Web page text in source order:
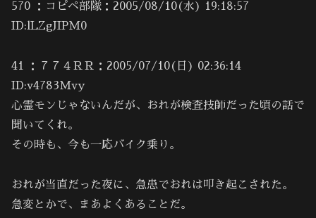
570 ：コピペ部隊：2005/08/10(水) 19:18:57
ID:lLZgJIPM0
41 ：７７４ＲＲ：2005/07/10(日) 02:36:14
ID:v4783Mvy
心霊モンじゃないんだが、おれが検査技師だった頃の話で
聞いてくれ。
その時も、今も一応バイク乗り。
おれが当直だった夜に、急患でおれは叩き起こされた。
急変とかで、まあよくあることだ。